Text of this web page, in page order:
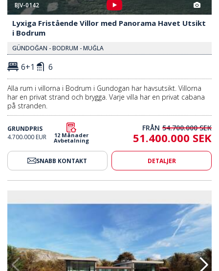
BJV-0142
Lyxiga Fristående Villor med Panorama Havet Utsikt
i Bodrum
GÜNDOĞAN - BODRUM - MUĞLA
6+1 6
Alla rum i villorna i Bodrum i Gundogan har havsutsikt. Villorna
har en privat strand och brygga. Varje villa har en privat cabana
på stranden.
GRUNDPRIS
4.700.000 EUR
12 Månader
Avbetalning
FRÅN 54.700.000 SEK
51.400.000 SEK
SNABB KONTAKT DETALJER